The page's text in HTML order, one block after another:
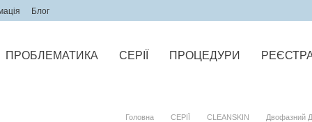
Блог
ПРОБЛЕМАТИКА СЕРІЇ ПРОЦЕДУРИ
Головна СЕРІЇ CLEANSKIN Двофазний